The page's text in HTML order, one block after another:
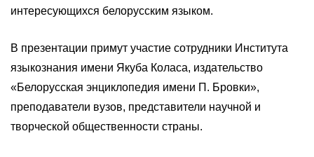
интересующихся белорусским языком.
В презентации примут участие сотрудники Института
языкознания имени Якуба Коласа, издательство
«Белорусская энциклопедия имени П. Бровки»,
преподаватели вузов, представители научной и
творческой общественности страны.